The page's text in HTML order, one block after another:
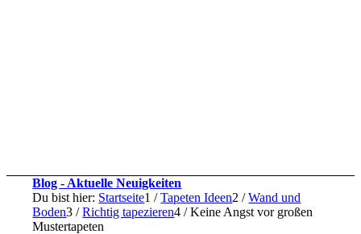
Blog - Aktuelle Neuigkeiten
Du bist hier: Startseite1 / Tapeten Ideen2 / Wand und
Boden3 / Richtig tapezieren4 / Keine Angst vor großen
Mustertapeten